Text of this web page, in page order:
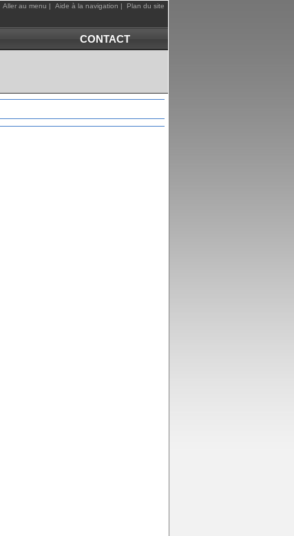
Aller au menu | Aide à la navigation | Plan du site
CONTACT